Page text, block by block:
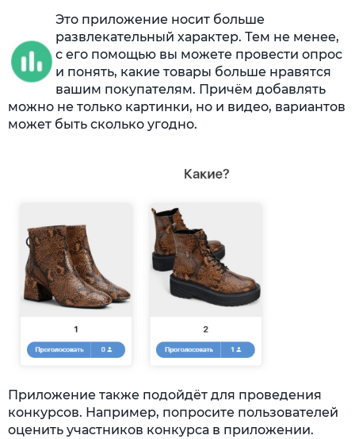
Это приложение носит больше
развлекательный характер. Тем не менее,
с его помощью вы можете провести опрос
и понять, какие товары больше нравятся
вашим покупателям. Причём добавлять
можно не только картинки, но и видео, вариантов
может быть сколько угодно.
Приложение также подойдёт для проведения
конкурсов. Например, попросите пользователей
оценить участников конкурса в приложении.